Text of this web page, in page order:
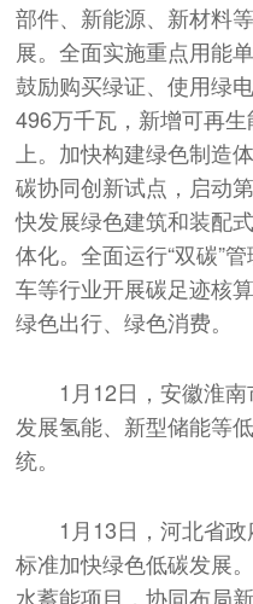
部件、新能源、新材料
展。全面实施重点用能
鼓励购买绿证、使用绿
496万千瓦，新增可再
上。加快构建绿色制造
碳协同创新试点，启动
快发展绿色建筑和装配
体化。全面运行“双碳”
车等行业开展碳足迹核
绿色出行、绿色消费。
1月12日，安徽淮
发展氢能、新型储能等
统。
1月13日，河北省
标准加快绿色低碳发展
水蓄能项目，协同布局